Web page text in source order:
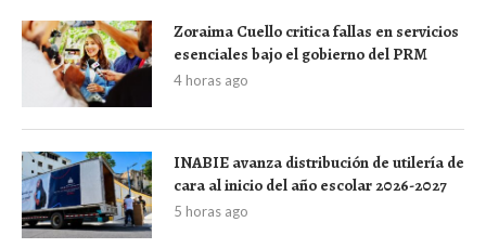
Zoraima Cuello critica fallas en servicios
esenciales bajo el gobierno del PRM
4 horas ago
INABIE avanza distribución de utilería de
cara al inicio del año escolar 2026-2027
5 horas ago